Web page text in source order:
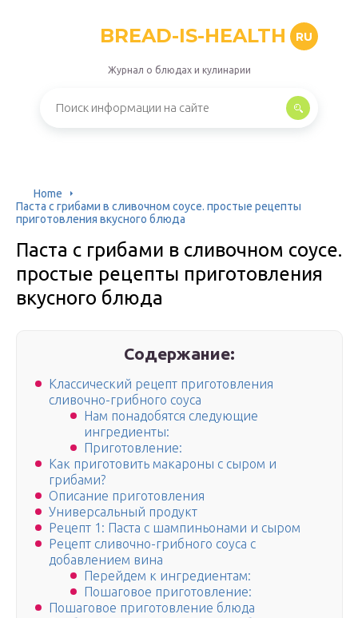
BREAD-IS-HEALTH RU
Журнал о блюдах и кулинарии
Home
Паста с грибами в сливочном соусе. простые рецепты
приготовления вкусного блюда
Паста с грибами в сливочном соусе.
простые рецепты приготовления
вкусного блюда
Содержание:
Классический рецепт приготовления
сливочно-грибного соуса
Нам понадобятся следующие
ингредиенты:
Приготовление:
Как приготовить макароны с сыром и
грибами?
Описание приготовления
Универсальный продукт
Рецепт 1: Паста с шампиньонами и сыром
Рецепт сливочно-грибного соуса с
добавлением вина
Перейдем к ингредиентам:
Пошаговое приготовление:
Пошаговое приготовление блюда